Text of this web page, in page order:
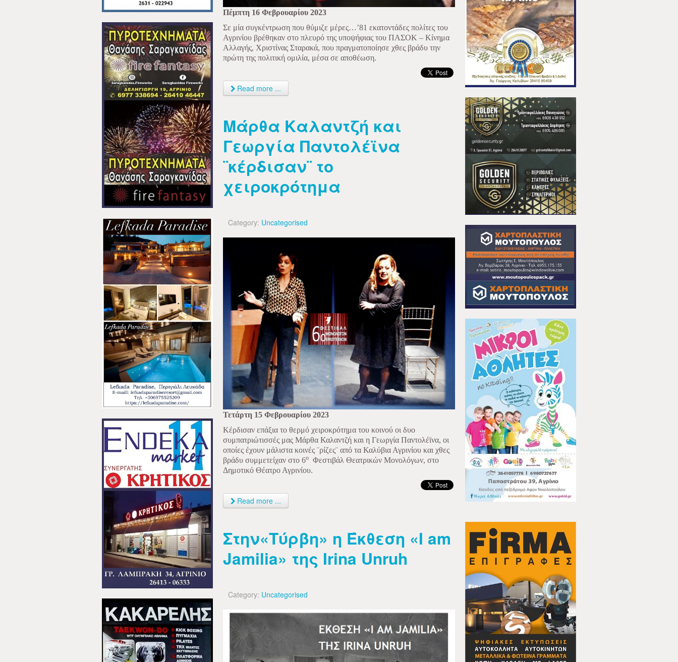
Πέμπτη 16 Φεβρουαρίου 2023
Σε μία συγκέντρωση που θύμιζε μέρες…’81 εκατοντάδες πολίτες του
Αγρινίου βρέθηκαν στο πλευρό της υποψήφιας του ΠΑΣΟΚ – Κίνημα
Αλλαγής, Χριστίνας Σταρακά, που πραγματοποίησε χθες βράδυ την
πρώτη της πολιτική ομιλία, μέσα σε αποθέωση.
Read more ...
Μάρθα Καλαντζή και
Γεωργία Παντολέϊνα
¨κέρδισαν¨ το
χειροκρότημα
Category: Uncategorised
Τετάρτη 15 Φεβρουαρίου 2023
Κέρδισαν επάξια το θερμό χειροκρότημα του κοινού οι δυο
συμπατριώτισσές μας Μάρθα Καλαντζή και η Γεωργία Παντολέϊνα, οι
οποίες έχουν μάλιστα κοινές ¨ρίζες¨ από τα Καλύβια Αγρινίου και χθες
βράδυ συμμετείχαν στο 6ο Φεστιβάλ Θεατρικών Μονολόγων, στο
Δημοτικό Θέατρο Αγρινίου.
Read more ...
Στην«Τύρβη» η Έκθεση «I am
Jamilia» της Irina Unruh
Category: Uncategorised